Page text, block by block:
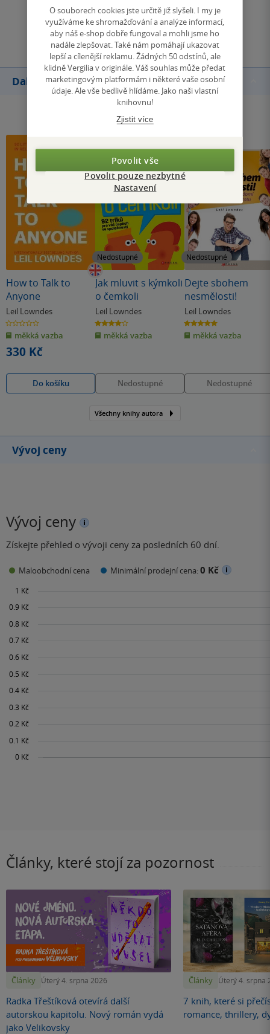
Přidat hodnocení
Další knihy autora
How to Talk to
Anyone
Leil Lowndes
0.0
z
5
hvězdiček
měkká vazba
330 Kč
Do košíku
Nedostupné
Jak mluvit s kýmkoli
o čemkoli
Leil Lowndes
4.0
z
5
hvězdiček
měkká vazba
Nedostupné
Nedostupné
Dejte sbohem
nesmělosti!
Leil Lowndes
5.0
z
5
hvězdiček
měkká vazba
Nedostupné
Všechny knihy autora
Vývoj ceny
Vývoj ceny
Získejte přehled o vývoji ceny za posledních 60 dní.
Maloobchodní cena Minimální prodejní cena:0 Kč
Články, které stojí za pozornost
Články Úterý 4. srpna 2026
Radka Třeštíková otevírá další
autorskou kapitolu. Nový román vydá
jako Velikovsky
Články Úterý 4. srpna
7 knih, které si
romance, thrillery,
O souborech cookies jste určitě již slyšeli. I my je
využíváme ke shromažďování a analýze informací,
aby náš e-shop dobře fungoval a mohli jsme ho
nadále zlepšovat. Také nám pomáhají ukazovat
lepší a cílenější reklamu. Žádných 50 odstínů, ale
klidně Vergilia v originále. Váš souhlas může předat
marketingovým platformám i některé vaše osobní
údaje. Ale vše bedlivě hlídáme. Jako naši vlastní
knihovnu!
Zjistit více
Povolit vše
Povolit pouze nezbytné
Nastavení